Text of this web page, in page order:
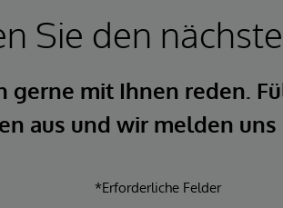
Sie den
gerne mit Ihnen reden.
aus und wir melden uns
*Erforderliche Felder